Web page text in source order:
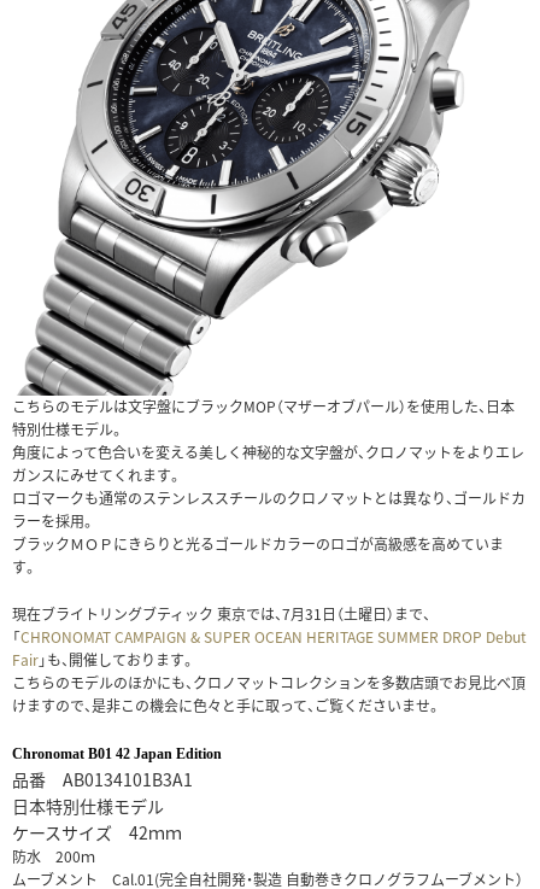
こちらのモデルは文字盤にブラックMOP（マザーオブパール）を使用した、日本
特別仕様モデル。
角度によって色合いを変える美しく神秘的な文字盤が、クロノマットをよりエレ
ガンスにみせてくれます。
ロゴマークも通常のステンレススチールのクロノマットとは異なり、ゴールドカ
ラーを採用。
ブラックＭＯＰにきらりと光るゴールドカラーのロゴが高級感を高めていま
す。
現在ブライトリングブティック 東京では、7月31日（土曜日）まで、
「CHRONOMAT CAMPAIGN & SUPER OCEAN HERITAGE SUMMER DROP Debut
Fair」も、開催しております。
こちらのモデルのほかにも、クロノマットコレクションを多数店頭でお見比べ頂
けますので、是非この機会に色々と手に取って、ご覧くださいませ。
Chronomat B01 42 Japan Edition
品番 AB0134101B3A1
日本特別仕様モデル
ケースサイズ 42ｍｍ
防水 200ｍ
ムーブメント Cal.01(完全自社開発・製造 自動巻きクロノグラフムーブメント）